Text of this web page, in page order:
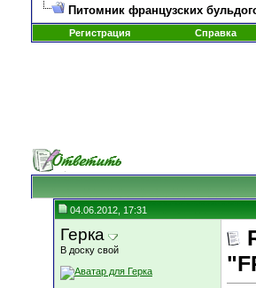
Питомник французских
Регистрация Справка
04.06.2012, 17:31
Герка
В доску свой